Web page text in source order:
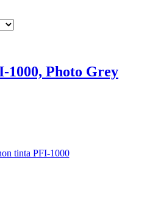
1000, Photo Grey